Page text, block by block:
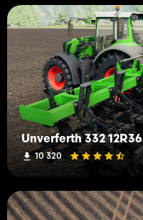
Unverferth 332 12R36
10 320